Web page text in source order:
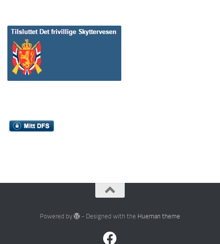
Powered by - Designed with the Hueman theme